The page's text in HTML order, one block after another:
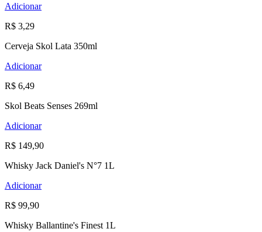
Adicionar
R$ 3,29
Cerveja Skol Lata 350ml
Adicionar
R$ 6,49
Skol Beats Senses 269ml
Adicionar
R$ 149,90
Whisky Jack Daniel's N°7 1L
Adicionar
R$ 99,90
Whisky Ballantine's Finest 1L